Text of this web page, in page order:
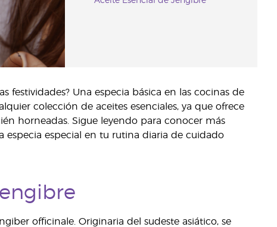
festividades? Una especia básica en las cocinas de
colección de aceites esenciales, ya que ofrece
horneadas. Sigue leyendo para conocer más
especia especial en tu rutina diaria de cuidado
officinale. Originaria del sudeste asiático, se